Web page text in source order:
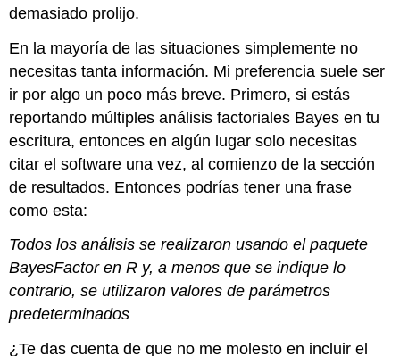
demasiado prolijo.
En la mayoría de las situaciones simplemente no
necesitas tanta información. Mi preferencia suele ser
ir por algo un poco más breve. Primero, si estás
reportando múltiples análisis factoriales Bayes en tu
escritura, entonces en algún lugar solo necesitas
citar el software una vez, al comienzo de la sección
de resultados. Entonces podrías tener una frase
como esta:
Todos los análisis se realizaron usando el paquete
BayesFactor en R y, a menos que se indique lo
contrario, se utilizaron valores de parámetros
predeterminados
¿Te das cuenta de que no me molesto en incluir el